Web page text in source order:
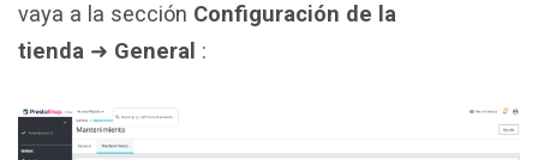
vaya a la sección Configuración de la
tienda ➜ General :